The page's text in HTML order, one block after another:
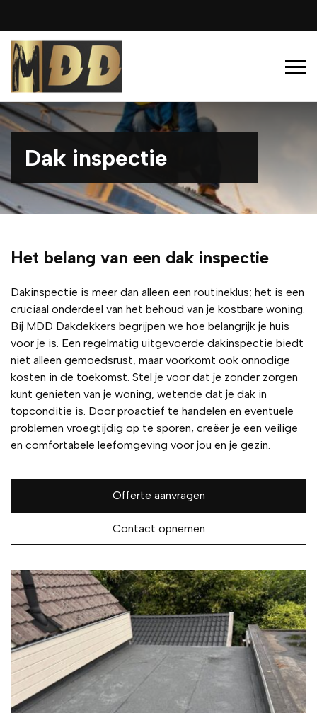
Dak inspectie
Het belang van een dak inspectie
Dakinspectie is meer dan alleen een routineklus; het is een
cruciaal onderdeel van het behoud van je kostbare woning.
Bij MDD Dakdekkers begrijpen we hoe belangrijk je huis
voor je is. Een regelmatig uitgevoerde dakinspectie biedt
niet alleen gemoedsrust, maar voorkomt ook onnodige
kosten in de toekomst. Stel je voor dat je zonder zorgen
kunt genieten van je woning, wetende dat je dak in
topconditie is. Door proactief te handelen en eventuele
problemen vroegtijdig op te sporen, creëer je een veilige
en comfortabele leefomgeving voor jou en je gezin.
Offerte aanvragen
Contact opnemen